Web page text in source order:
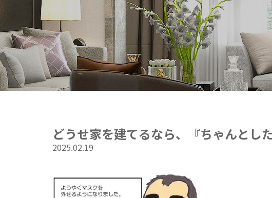
どうせ家を建てるなら、『ちゃんとし
2025.02.19